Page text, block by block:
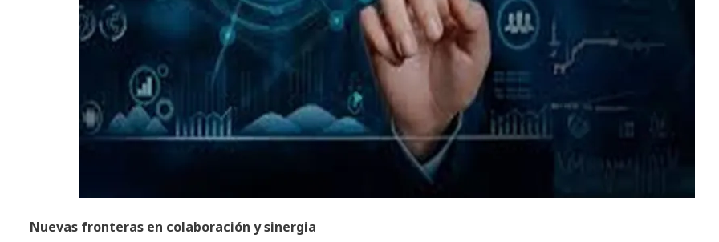
Nuevas fronteras en colaboración y sinergia